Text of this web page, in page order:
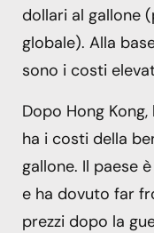
dollari al gallone
globale). Alla
sono i costi
Dopo Hong
ha i costi della
gallone. Il paese
e ha dovuto far
prezzi dopo la